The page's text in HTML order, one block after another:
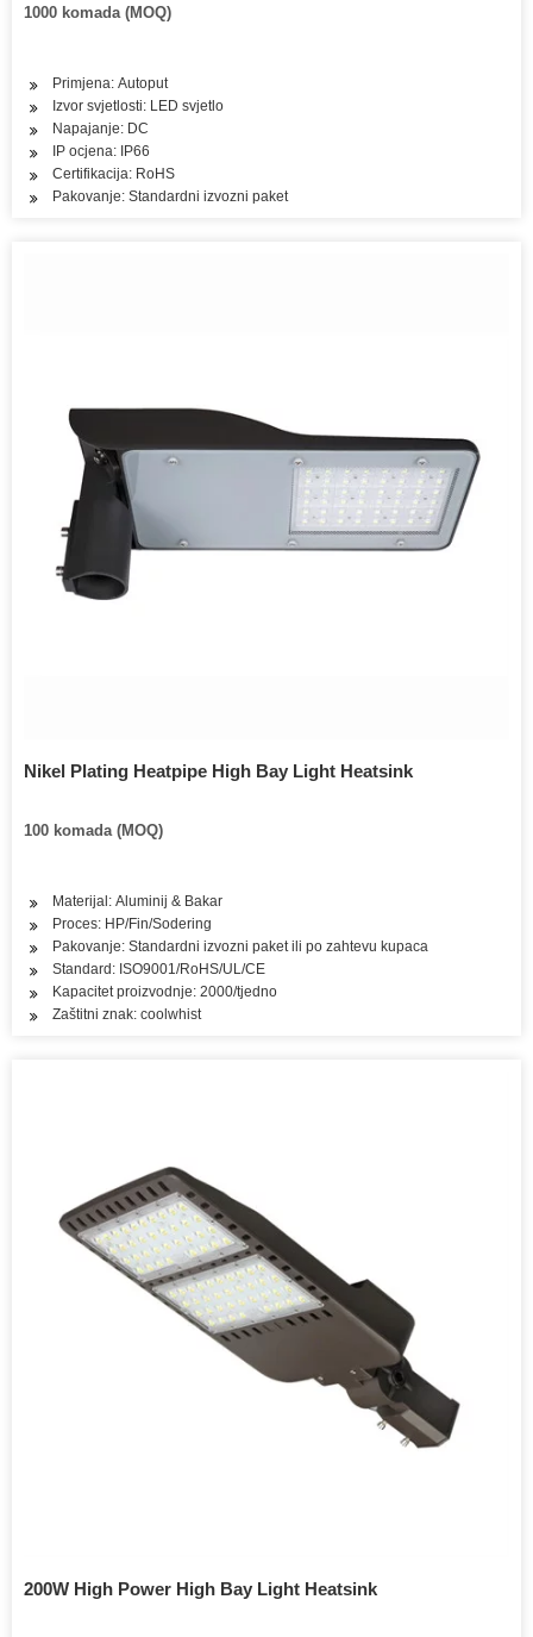
1000 komada (MOQ)
Primjena: Autoput
Izvor svjetlosti: LED svjetlo
Napajanje: DC
IP ocjena: IP66
Certifikacija: RoHS
Pakovanje: Standardni izvozni paket
Nikel Plating Heatpipe High Bay Light Heatsink
100 komada (MOQ)
Materijal: Aluminij & Bakar
Proces: HP/Fin/Sodering
Pakovanje: Standardni izvozni paket ili po zahtevu kupaca
Standard: ISO9001/RoHS/UL/CE
Kapacitet proizvodnje: 2000/tjedno
Zaštitni znak: coolwhist
200W High Power High Bay Light Heatsink